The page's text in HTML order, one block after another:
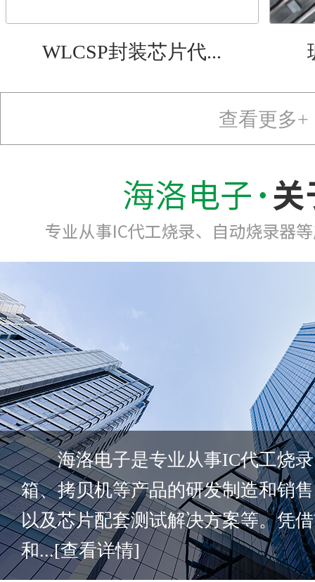
WLCSP封装芯片代...
查看更多+
海洛电子是专业从事IC代工烧录
箱、拷贝机等产品的研发制造和销
以及芯片配套测试解决方案等。凭
和...[查看详情]